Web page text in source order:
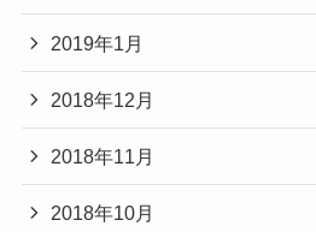
2019年1月
2018年12月
2018年11月
2018年10月